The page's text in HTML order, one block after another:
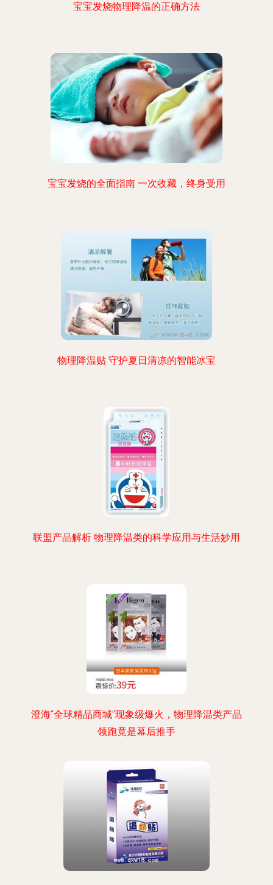
宝宝发烧物理降温的正确方法
宝宝发烧的全面指南 一次收藏，终身受用
物理降温贴 守护夏日清凉的智能冰宝
联盟产品解析 物理降温类的科学应用与生活妙用
澄海“全球精品商城”现象级爆火，物理降温类产品
领跑竟是幕后推手